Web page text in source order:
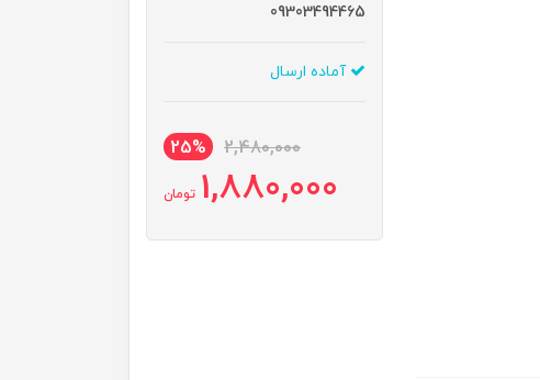
09303494465
آماده ارسال
2,480,000
25%
1,880,000 تومان